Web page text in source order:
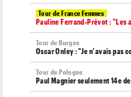
Tour de France Femmes
Pauline Ferrand-Prévot : "Les
Tour de Burgos
Oscar Onley : "Je n'avais pas
Tour de Pologne
Paul Magnier seulement 14e